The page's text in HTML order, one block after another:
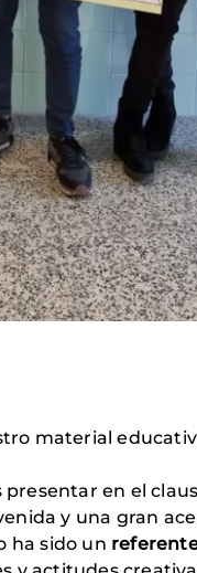
material
en el
y una gran
ha sido un